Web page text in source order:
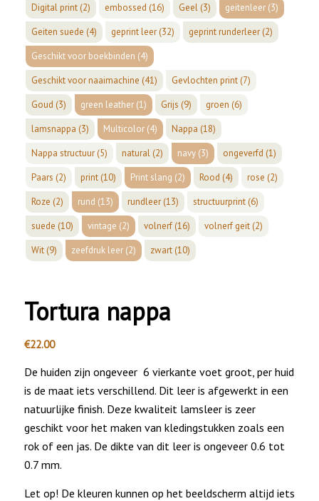
Digital print(2) embossed (16) Geel(3) geitenleer(3)
Geiten suede (4) geprint leer(32) geprint runderleer(2)
Geschikt voor boekbinden (4)
Geschikt voor naaimachine (41) Gevlochten print(7)
Goud (3) green leather(1) Grijs (9) groen (6)
lamsnappa (3) Multicolor(4) Nappa (18)
Nappa structuur(5) natural(2) navy(3) ongeverfd (1)
Paars (2) print(10) Print slang (2) Rood (4) rose (2)
Roze (2) rund (13) rundleer(13) structuurprint(6)
suede (10) vintage (2) volnerf(16) volnerf geit(2)
Wit(9) zeefdruk leer(2) zwart(10)
Tortura nappa
€22.00
De huiden zijn ongeveer 6 vierkante voet groot, per huid
is de maat iets verschillend. Dit leer is afgewerkt in een
natuurlijke finish. Deze kwaliteit lamsleer is zeer
geschikt voor het maken van kledingstukken zoals een
rok of een jas. De dikte van dit leer is ongeveer 0.6 tot
0.7 mm.
Let op! De kleuren kunnen op het beeldscherm altijd iets